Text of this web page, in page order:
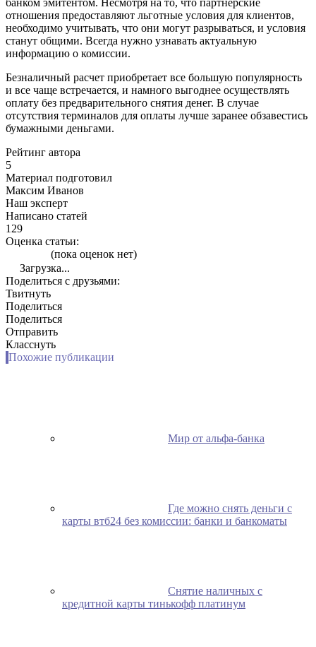
отношения предоставляют льготные условия для клиентов,
необходимо учитывать, что они могут разрываться, и условия
станут общими. Всегда нужно узнавать актуальную
информацию о комиссии.
Безналичный расчет приобретает все большую популярность
и все чаще встречается, и намного выгоднее осуществлять
оплату без предварительного снятия денег. В случае
отсутствия терминалов для оплаты лучше заранее обзавестись
бумажными деньгами.
Рейтинг автора
5
Материал подготовил
Максим Иванов
Наш эксперт
Написано статей
129
Оценка статьи:
(пока оценок нет)
Загрузка...
Поделиться с друзьями:
Твитнуть
Поделиться
Поделиться
Отправить
Класснуть
Похожие публикации
Мир от альфа-банка
Где можно снять деньги с
карты втб24 без комиссии: банки и банкоматы
Снятие наличных с
кредитной карты тинькофф платинум